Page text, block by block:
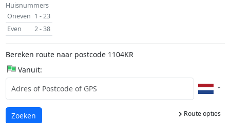
Huisnummers
Oneven 1 - 23
Even
2 - 38
Bereken route naar postcode 1104KR
Vanuit:
Route opties
Laden...
Zoeken